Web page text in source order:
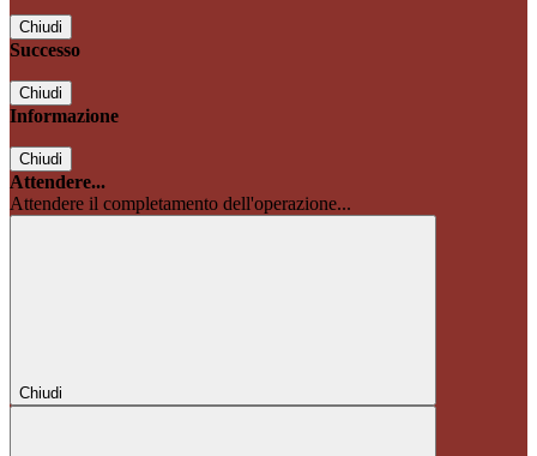
Chiudi
Successo
Chiudi
Informazione
Chiudi
Attendere...
Attendere il completamento dell'operazione...
Chiudi